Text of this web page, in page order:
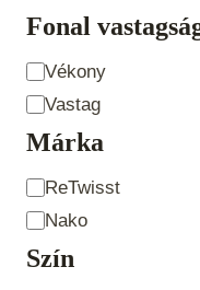
Fonal
Fonal
vastagság
Vékony
Vastag
Márka
Product
Brand
ReTwisst
Nako
Szín